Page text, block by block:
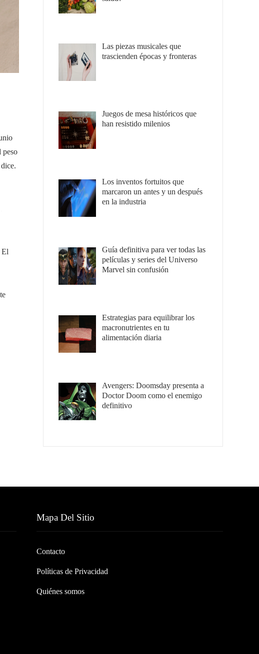
peso
El
Las piezas musicales que
trascienden épocas y fronteras
Juegos de mesa históricos que
han resistido milenios
Los inventos fortuitos que
marcaron un antes y un después
en la industria
Guía definitiva para ver todas las
películas y series del Universo
Marvel sin confusión
Estrategias para equilibrar los
macronutrientes en tu
alimentación diaria
Avengers: Doomsday presenta a
Doctor Doom como el enemigo
definitivo
Mapa Del Sitio
Contacto
Políticas de Privacidad
Quiénes somos